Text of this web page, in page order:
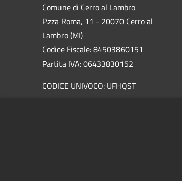
Comune di Cerro al Lambro
P.zza Roma, 11 - 20070 Cerro al
Lambro (MI)
Codice Fiscale: 84503860151
Partita IVA: 06433830152
CODICE UNIVOCO: UFHQST